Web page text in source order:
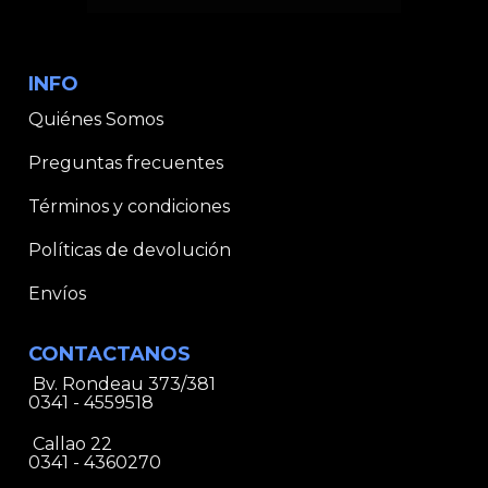
INFO
Quiénes Somos
Preguntas frecuentes
Términos y condiciones
Políticas de devolución
Envíos
CONTACTANOS
Bv. Rondeau 373/381
0341 - 4559518
Callao 22
0341 - 4360270